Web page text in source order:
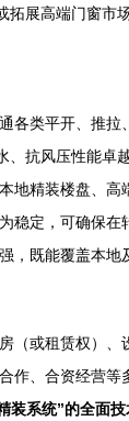
展高端门窗市
各类平开、推
抗风压性能卓越
精装楼盘、
定，可确保
既能覆盖本
或租赁权）
、合资经营
装系统”的全面